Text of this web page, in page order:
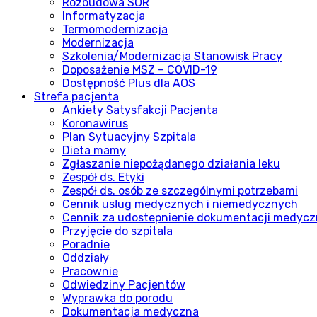
Informatyzacja
Termomodernizacja
Modernizacja
Szkolenia/Modernizacja Stanowisk Pracy
Doposażenie MSZ – COVID-19
Dostępność Plus dla AOS
Strefa pacjenta
Ankiety Satysfakcji Pacjenta
Koronawirus
Plan Sytuacyjny Szpitala
Dieta mamy
Zgłaszanie niepożądanego działania leku
Zespół ds. Etyki
Zespół ds. osób ze szczególnymi potrzebami
Cennik usług medycznych i niemedycznych
Cennik za udostepnienie dokumentacji
Przyjęcie do szpitala
Poradnie
Oddziały
Pracownie
Odwiedziny Pacjentów
Wyprawka do porodu
Dokumentacja medyczna